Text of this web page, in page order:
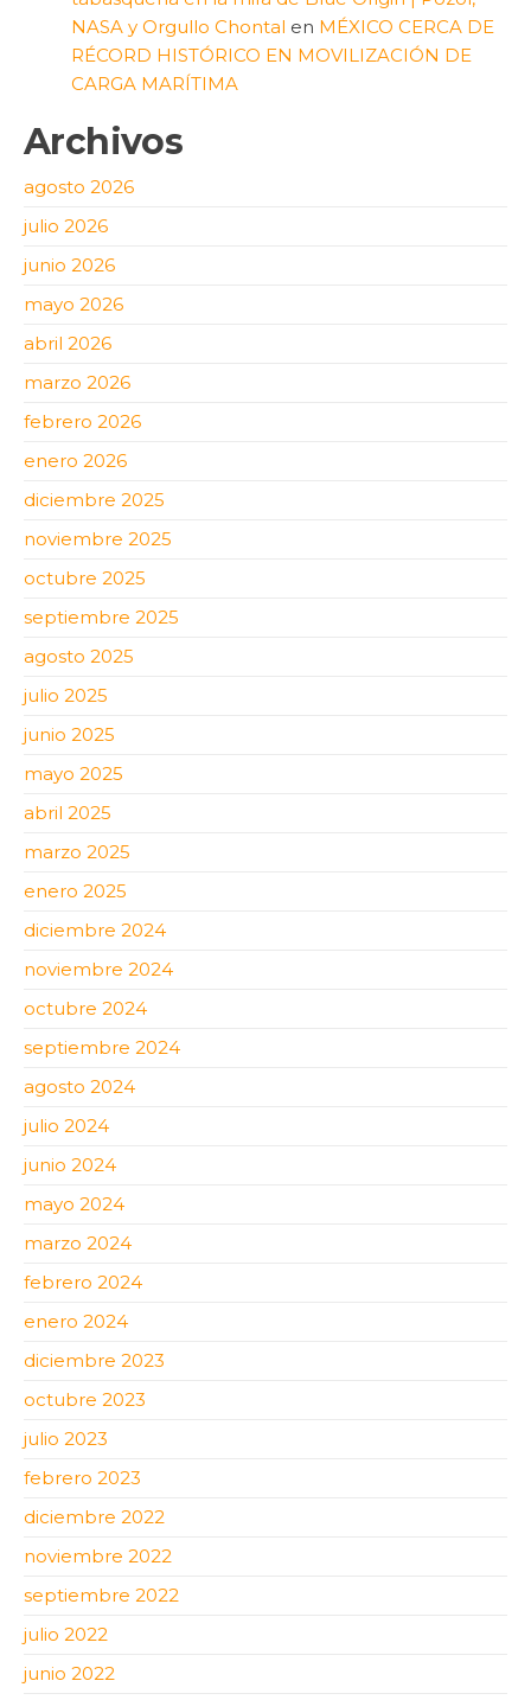
NASA y Orgullo Chontal en MÉXICO CERCA DE
RÉCORD HISTÓRICO EN MOVILIZACIÓN DE
CARGA MARÍTIMA
Archivos
agosto 2026
julio 2026
junio 2026
mayo 2026
abril 2026
marzo 2026
febrero 2026
enero 2026
diciembre 2025
noviembre 2025
octubre 2025
septiembre 2025
agosto 2025
julio 2025
junio 2025
mayo 2025
abril 2025
marzo 2025
enero 2025
diciembre 2024
noviembre 2024
octubre 2024
septiembre 2024
agosto 2024
julio 2024
junio 2024
mayo 2024
marzo 2024
febrero 2024
enero 2024
diciembre 2023
octubre 2023
julio 2023
febrero 2023
diciembre 2022
noviembre 2022
septiembre 2022
julio 2022
junio 2022